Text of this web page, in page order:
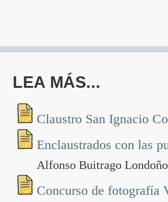
LEA MÁS...
Claustro San Ignacio
Enclaustrados con las
Alfonso Buitrago Londoño
Concurso de fotografía